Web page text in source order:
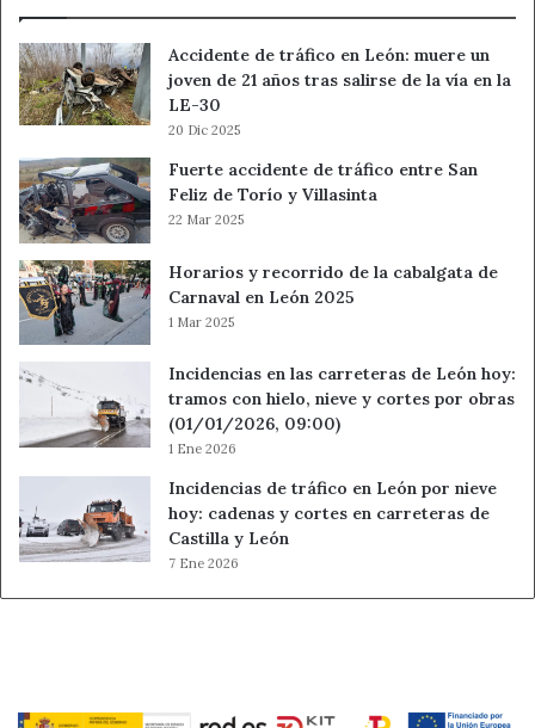
Accidente de tráfico en León: muere un
joven de 21 años tras salirse de la vía en la
LE-30
20 Dic 2025
Fuerte accidente de tráfico entre San
Feliz de Torío y Villasinta
22 Mar 2025
Horarios y recorrido de la cabalgata de
Carnaval en León 2025
1 Mar 2025
Incidencias en las carreteras de León hoy:
tramos con hielo, nieve y cortes por obras
(01/01/2026, 09:00)
1 Ene 2026
Incidencias de tráfico en León por nieve
hoy: cadenas y cortes en carreteras de
Castilla y León
7 Ene 2026